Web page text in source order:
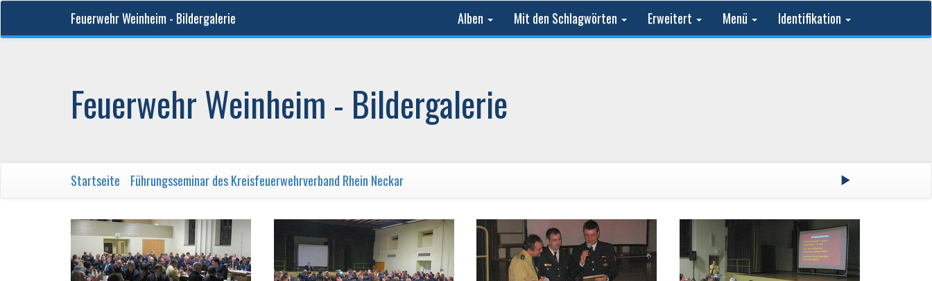
Feuerwehr Weinheim - Bildergalerie Alben Mit den Schlagwörten Erweitert Menü Identifikation
Feuerwehr Weinheim - Bildergalerie
Startseite Führungsseminar des Kreisfeuerwehrverband Rhein Neckar